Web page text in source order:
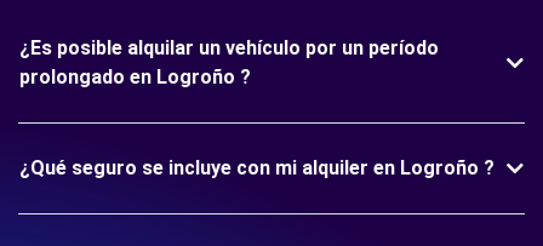
¿Es posible alquilar un vehículo por un período
prolongado en Logroño ?
¿Qué seguro se incluye con mi alquiler en Logroño ?